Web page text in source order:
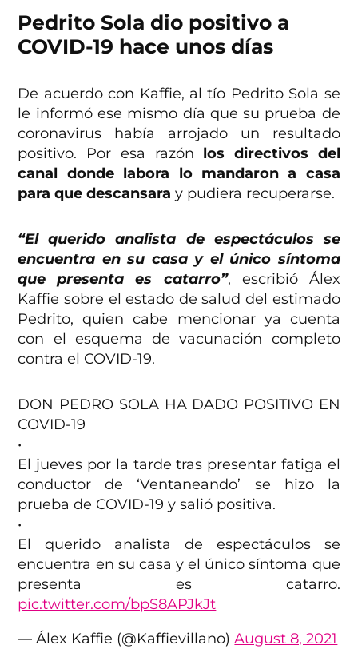
Pedrito Sola dio positivo a
COVID-19 hace unos días
De acuerdo con Kaffie, al tío Pedrito Sola se
le informó ese mismo día que su prueba de
coronavirus había arrojado un resultado
positivo. Por esa razón los directivos del
canal donde labora lo mandaron a casa
para que descansara y pudiera recuperarse.
“El querido analista de espectáculos se
encuentra en su casa y el único síntoma
que presenta es catarro”, escribió Álex
Kaffie sobre el estado de salud del estimado
Pedrito, quien cabe mencionar ya cuenta
con el esquema de vacunación completo
contra el COVID-19.
DON PEDRO SOLA HA DADO POSITIVO EN
COVID-19
•
El jueves por la tarde tras presentar fatiga el
conductor de ‘Ventaneando’ se hizo la
prueba de COVID-19 y salió positiva.
•
El querido analista de espectáculos se
encuentra en su casa y el único síntoma que
presenta es catarro.
pic.twitter.com/bpS8APJkJt
— Álex Kaffie (@Kaffievillano)August 8, 2021